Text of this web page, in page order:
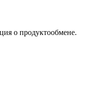
о продуктообмене.